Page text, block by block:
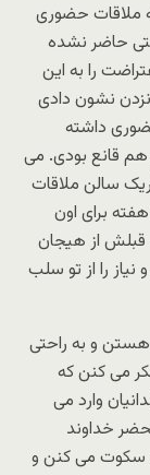
ملاقات حضوری
حتی حاضر نشده
را به این
نشون دادی
داشته
هم قانع بودی. می
سالن ملاقات
برای اون
از هیجان
را از تو سلب
و به راحتی
می کنن که
وارد می
خداوند
سکوت می کنن و